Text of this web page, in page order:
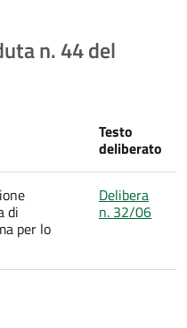
n. 44 del
Testo
deliberato
di
per lo
Delibera
n. 32/06